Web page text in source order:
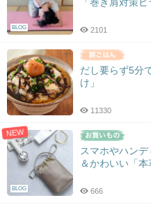
BLOG 2101
だし要らず5分
け」
11330
NEW
BLOG
スマホやハン
＆かわいい「本
666